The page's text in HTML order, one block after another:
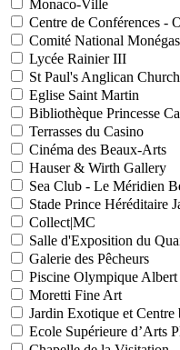
Monaco-Ville
Centre de Conférences -
Comité National
Lycée Rainier III
St Paul's Anglican Church
Eglise Saint Martin
Bibliothèque Princesse
Terrasses du Casino
Cinéma des Beaux-Arts
Hauser & Wirth Gallery
Sea Club - Le Méridien
Stade Prince Héréditaire
Collect|MC
Salle d'Exposition du
Galerie des Pêcheurs
Piscine Olympique
Moretti Fine Art
Jardin Exotique et
Ecole Supérieure d’Arts